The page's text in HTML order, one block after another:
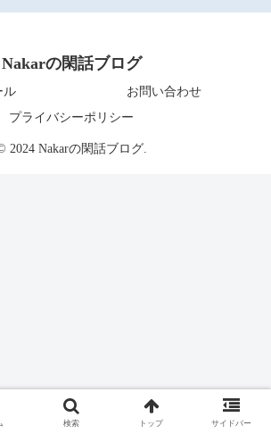
Nakarの閑話ブログ
ル
お問い合わせ
プライバシーポリシー
2024 Nakarの閑話ブログ.
検索 トップ サイドバー